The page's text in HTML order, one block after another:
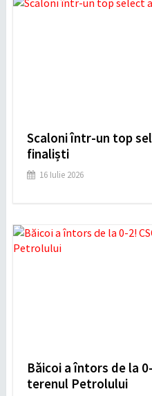
Scaloni într-un top
finaliști
16 Iulie 2026
Băicoi a întors de la
terenul Petrolului